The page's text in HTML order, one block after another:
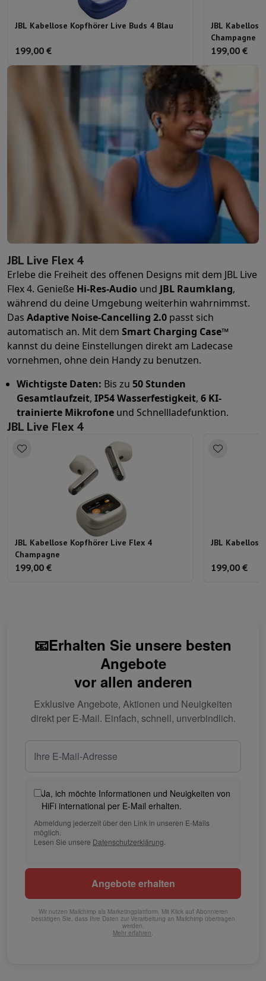
JBL Kabellose Kopfhörer Live Buds 4 Blau
199,00 €
JBL
Champagne
199,00 €
JBL Live Flex 4
Erlebe die Freiheit des offenen Designs mit dem JBL Live
Flex 4. Genieße Hi-Res-Audio und JBL Raumklang,
während du deine Umgebung weiterhin wahrnimmst.
Das Adaptive Noise-Cancelling 2.0 passt sich
automatisch an. Mit dem Smart Charging Case™
kannst du deine Einstellungen direkt am Ladecase
vornehmen, ohne dein Handy zu benutzen.
Wichtigste Daten: Bis zu 50 Stunden
Gesamtlaufzeit, IP54 Wasserfestigkeit, 6 KI-
trainierte Mikrofone und Schnellladefunktion.
JBL Live Flex 4
JBL Kabellose Kopfhörer Live Flex 4
Champagne
199,00 €
JBL
199,00 €
📧Erhalten Sie unsere besten
Angebote
vor allen anderen
Exklusive Angebote, Aktionen und Neuigkeiten
direkt per E-Mail. Einfach, schnell, unverbindlich.
Ja, ich möchte Informationen und Neuigkeiten von
HiFi international per E-Mail erhalten.
Abmeldung jederzeit über den Link in unseren E-Mails
möglich.
Lesen Sie unsere Datenschutzerklärung
Wir nutzen Mailchimp als Marketingplattform. Mit Klick auf Abonnieren
bestätigen Sie, dass Ihre Daten zur Verarbeitung an Mailchimp übertragen
werden.
Mehr erfahren.